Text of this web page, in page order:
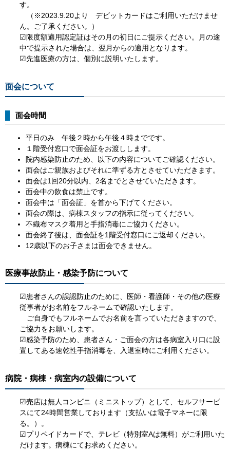
す。
（※2023.9.20より デビットカードはご利用いただけませ
ん。ご了承ください。）
☑限度額適用認定証はその月の初日にご提示ください。月の途
中で提示された場合は、翌月からの適用となります。
☑先進医療の方は、個別に説明いたします。
面会について
面会時間
平日のみ 午後２時から午後４時までです。
１階受付窓口で面会証をお渡しします。
院内感染防止のため、以下の内容についてご確認ください。
面会はご親族およびそれに準ずる方とさせていただきます。
面会は1回20分以内、2名までとさせていただきます。
面会中の飲食は禁止です。
面会中は「面会証」を首から下げてください。
面会の際は、病棟スタッフの指示に従ってください。
不織布マスク着用と手指消毒にご協力ください。
面会終了後は、面会証を1階受付窓口にご返却ください。
12歳以下のお子さまは面会できません。
医療事故防止・感染予防について
☑患者さんの誤認防止のために、医師・看護師・その他の医療
従事者がお名前をフルネームで確認いたします。
ご自身でもフルネームでお名前を言っていただきますので、
ご協力をお願いします。
☑感染予防のため、患者さん・ご面会の方は各病室入り口に設
置してある速乾性手指消毒を、入退室時にご利用ください。
病院・病棟・病室内の設備について
☑売店は無人コンビニ（ミニストップ）として、セルフサービ
スにて24時間営業しております（支払いは電子マネーに限
る。）。
☑プリペイドカードで、テレビ（特別室Aは無料）がご利用いた
だけます。病棟にてお求めください。